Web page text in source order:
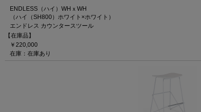
ENDLESS（ハイ）WHｘWH
（ハイ（SH800）ホワイト×ホワイト）
エンドレス カウンタースツール
【在庫品】
￥220,000
在庫：在庫あり